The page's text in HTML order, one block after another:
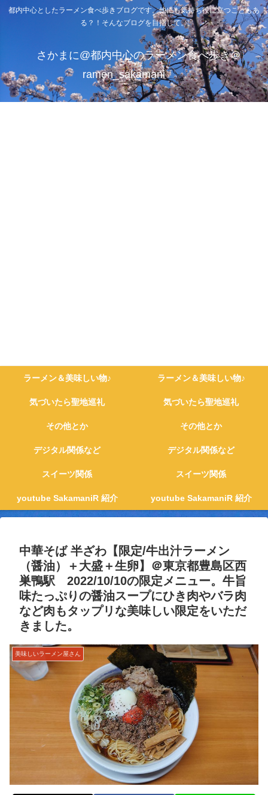
都内中心としたラーメン食べ歩きブログです。他にも気持ち役に立つこともあ
る？！そんなブログを目指して。
さかまに@都内中心のラーメン食べ歩き＠
ramen_sakamani
ラーメン＆美味しい物♪ ラーメン＆美味しい物♪
気づいたら聖地巡礼 気づいたら聖地巡礼
その他とか その他とか
デジタル関係など デジタル関係など
スイーツ関係 スイーツ関係
youtube SakamaniR 紹介 youtube SakamaniR 紹介
中華そば 半ざわ【限定/牛出汁ラーメン
（醤油）＋大盛＋生卵】＠東京都豊島区西
巣鴨駅 2022/10/10の限定メニュー。牛旨
味たっぷりの醤油スープにひき肉やバラ肉
など肉もタップリな美味しい限定をいただ
きました。
美味しいラーメン屋さん